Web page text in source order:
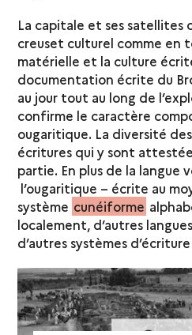
La capitale et ses satellites
creuset culturel comme en
matérielle et la culture
documentation écrite du
au jour tout au long de
confirme le caractère
ougaritique. La diversité
écritures qui y sont
partie. En plus de la langue
l’ougaritique – écrite au
système cunéiforme
localement, d’autres
d’autres systèmes